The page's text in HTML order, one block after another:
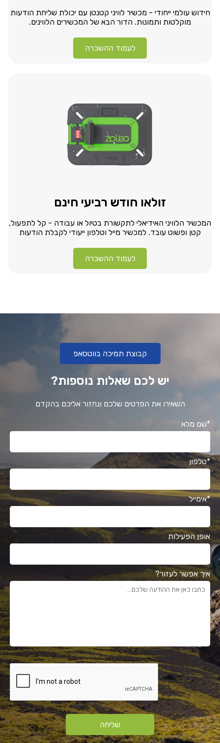
חידוש עולמי ייחודי - מכשיר לוויני קטנטן עם יכולת שליחת הודעות
מוקלטות ותמונות. הדור הבא של המכשירים הלווינים.
לעמוד ההשכרה
זולאו חודש רביעי חינם
המכשיר הלוויני האידיאלי לתקשורת בטיול או עבודה - קל לתפעול,
קטן ופשוט עובד. למכשיר מייל וטלפון ייעודי לקבלת הודעות
לעמוד ההשכרה
קבוצת תמיכה בווטסאפ
יש לכם שאלות נוספות?
השאירו את הפרטים שלכם ונחזור אליכם בהקדם
*שם מלא
*טלפון
*אימייל
אופן הפעילות
איך אפשר לעזור?
שליחה